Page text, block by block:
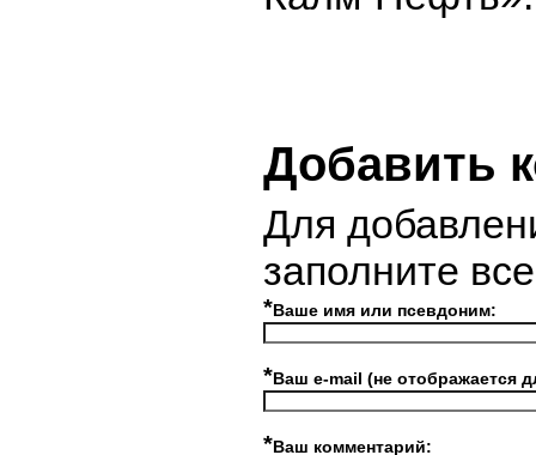
Добавить
Для
заполните
*Ваше имя или псевдоним:
*Ваш e-mail (не отображается
*Ваш комментарий: